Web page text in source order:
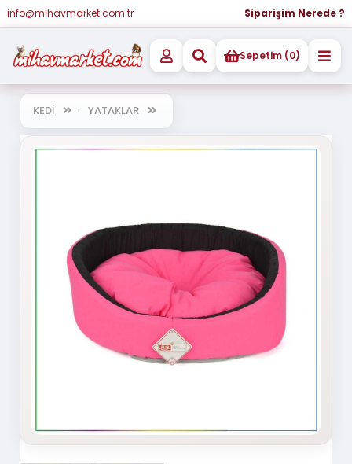
info@mihavmarket.com.tr Siparişim Nerede ?
Sepetim (0)
KEDİ YATAKLAR